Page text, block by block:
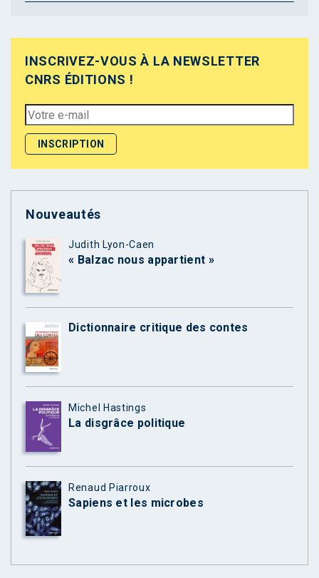
INSCRIVEZ-VOUS À LA NEWSLETTER
CNRS ÉDITIONS !
Nouveautés
Judith Lyon-Caen
« Balzac nous appartient »
Dictionnaire critique des contes
Michel Hastings
La disgrâce politique
Renaud Piarroux
Sapiens et les microbes